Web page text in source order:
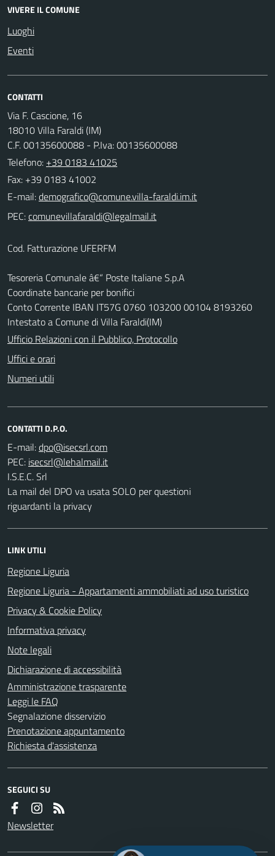
VIVERE IL COMUNE
Luoghi
Eventi
CONTATTI
Via F. Cascione, 16
18010 Villa Faraldi (IM)
C.F. 00135600088 - P.Iva: 00135600088
Telefono: +39 0183 41025
Fax: +39 0183 41002
E-mail:
PEC:
Cod. Fatturazione UFERFM
Tesoreria Comunale â€“ Poste Italiane S.p.A
Coordinate bancarie per bonifici
Conto Corrente IBAN IT57G 0760 103200 00104 8193260
Intestato a Comune di Villa Faraldi(IM)
Ufficio Relazioni con il Pubblico, Protocollo
Uffici e orari
Numeri utili
CONTATTI D.P.O.
E-mail:
PEC:
I.S.E.C. Srl
La mail del DPO va usata SOLO per questioni
riguardanti la privacy
LINK UTILI
Regione Liguria
Regione Liguria - Appartamenti ammobiliati ad uso turistico
Privacy & Cookie Policy
Informativa privacy
Note legali
Dichiarazione di accessibilità
Amministrazione trasparente
Leggi le FAQ
Segnalazione disservizio
Prenotazione appuntamento
Richiesta d'assistenza
SEGUICI SU
Newsletter